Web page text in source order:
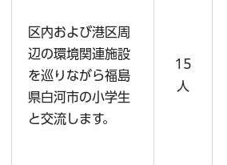
区内および港区周
辺の環境関連施設
を巡りながら福島
県白河市の小学生
と交流します。
15
人